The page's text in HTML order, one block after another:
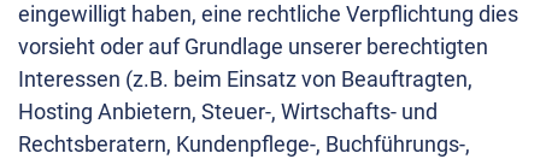
eingewilligt haben, eine rechtliche Verpflichtung dies
vorsieht oder auf Grundlage unserer berechtigten
Interessen (z.B. beim Einsatz von Beauftragten,
Hosting Anbietern, Steuer-, Wirtschafts- und
Rechtsberatern, Kundenpflege-, Buchführungs-,